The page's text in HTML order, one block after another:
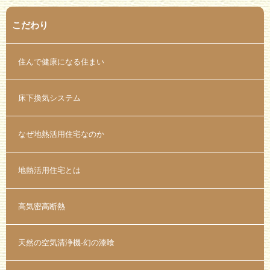
こだわり
住んで健康になる住まい
床下換気システム
なぜ地熱活用住宅なのか
地熱活用住宅とは
高気密高断熱
天然の空気清浄機-幻の漆喰